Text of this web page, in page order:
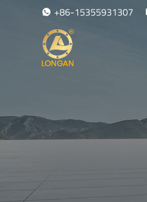
+86-15355931307